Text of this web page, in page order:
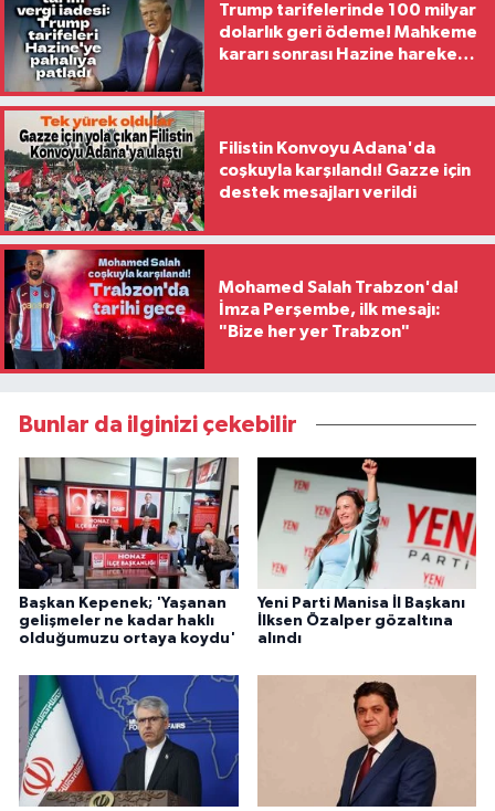
Trump tarifelerinde 100 milyar
dolarlık geri ödeme! Mahkeme
kararı sonrası Hazine harekete
Filistin Konvoyu Adana'da
coşkuyla karşılandı! Gazze için
destek mesajları verildi
Mohamed Salah Trabzon'da!
İmza Perşembe, ilk mesajı:
"Bize her yer Trabzon"
Bunlar da ilginizi çekebilir
Başkan Kepenek; 'Yaşanan
gelişmeler ne kadar haklı
olduğumuzu ortaya koydu'
Yeni Parti Manisa İl Başkanı
İlksen Özalper gözaltına
alındı